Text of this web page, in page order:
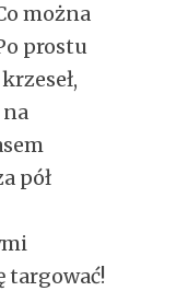
można
prostu
pół
targować!